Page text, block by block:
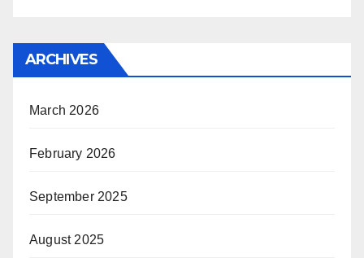
ARCHIVES
March 2026
February 2026
September 2025
August 2025